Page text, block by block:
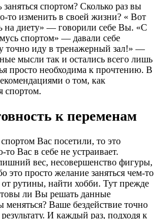
спортом? Сколько раз вы
то изменить в своей жизни? « Вот
на диету» — говорили себе Вы. «С
спортом» — давали себе
точно иду в тренажерный зал!» —
мысли так и остались всего лишь
просто необходима к прочтению. В
о том, как
спортом.
к переменам
Вас посетили, то это
то Вас в себе не устраивает.
вес, несовершенство фигуры,
это просто желание заняться чем-то
рутины, найти хобби. Тут прежде
ли Вы решать данные
Ваше бездействие точно
И каждый раз, подходя к